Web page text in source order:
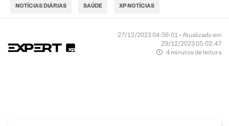
NOTÍCIAS DIÁRIAS SAÚDE XP NOTÍCIAS
27/12/2023 04:56:01 • Atualizado em
29/12/2023 05:02:47
4 minutos de leitura